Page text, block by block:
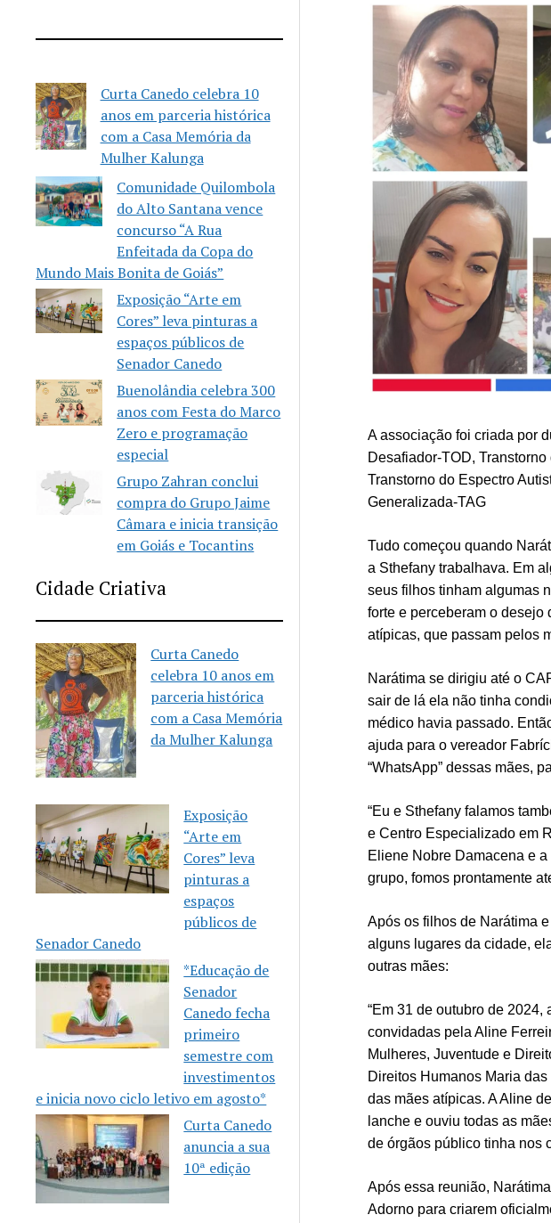
Curta Canedo celebra 10
anos em parceria histórica
com a Casa Memória da
Mulher Kalunga
Comunidade Quilombola
do Alto Santana vence
concurso “A Rua
Enfeitada da Copa do
Mundo Mais Bonita de Goiás”
Exposição “Arte em
Cores” leva pinturas a
espaços públicos de
Senador Canedo
Buenolândia celebra 300
anos com Festa do Marco
Zero e programação
especial
Grupo Zahran conclui
compra do Grupo Jaime
Câmara e inicia transição
em Goiás e Tocantins
Cidade Criativa
Curta Canedo
celebra 10 anos em
parceria histórica
com a Casa Memória
da Mulher Kalunga
Exposição
“Arte em
Cores” leva
pinturas a
espaços
públicos de
Senador Canedo
*Educação de
Senador
Canedo fecha
primeiro
semestre com
investimentos
e inicia novo ciclo letivo em agosto*
Curta Canedo
anuncia a sua
10ª edição
A associação foi criada por
Desafiador-TOD,
Transtorno do Espectro
Generalizada-TAG
Tudo começou quando
a Sthefany trabalhava. Em
seus filhos tinham algumas
forte e perceberam o
atípicas, que passam pelos
Narátima se dirigiu até o
sair de lá ela não tinha
médico havia passado.
ajuda para o vereador
“WhatsApp” dessas mães,
“Eu e Sthefany falamos
e Centro Especializado em
Eliene Nobre Damacena e
grupo, fomos prontamente
Após os filhos de Narátima
alguns lugares da cidade,
outras mães:
“Em 31 de outubro de 2024,
convidadas pela Aline
Mulheres, Juventude e
Direitos Humanos Maria
das mães atípicas. A Aline
lanche e ouviu todas as
de órgãos público tinha nos
Após essa reunião,
Adorno para criarem